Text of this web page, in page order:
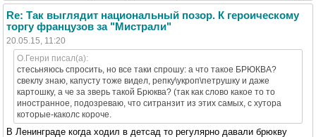
Re: Так выглядит национальный позор. К героическому
торгу французов за "Мистрали"
20.05.15, 11:20
O.Генри писал(а):
стесьняюсь спросить, но все таки спрошу: а что такое БРЮКВА?
свеклу знаю, капусту тоже видел, репку\укроп\петрушку и даже
картошку, а че за зверь такой Брюква? (так как слово какое то то
иностранное, подозреваю, что ситранзит из этих самых, с хутора
которые-каколс короче.
В Ленинграде когда ходил в детсад то регулярно давали брюкву